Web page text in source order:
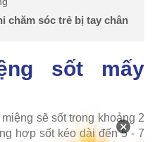
chăm sóc trẻ bị tay chân
sốt mấy
sẽ sốt trong khoảng 2
hợp sốt kéo dài đến 5 - 7
×